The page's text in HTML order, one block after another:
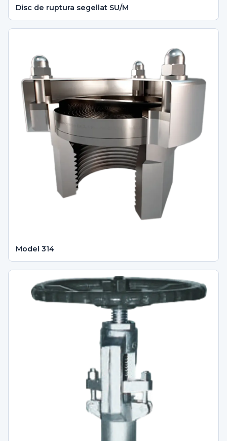
Disc de ruptura segellat SU/M
Model 314